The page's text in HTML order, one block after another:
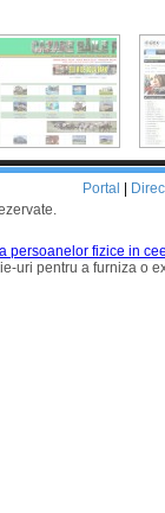
Portal
persoanelor fizice in
uri pentru a furniza o